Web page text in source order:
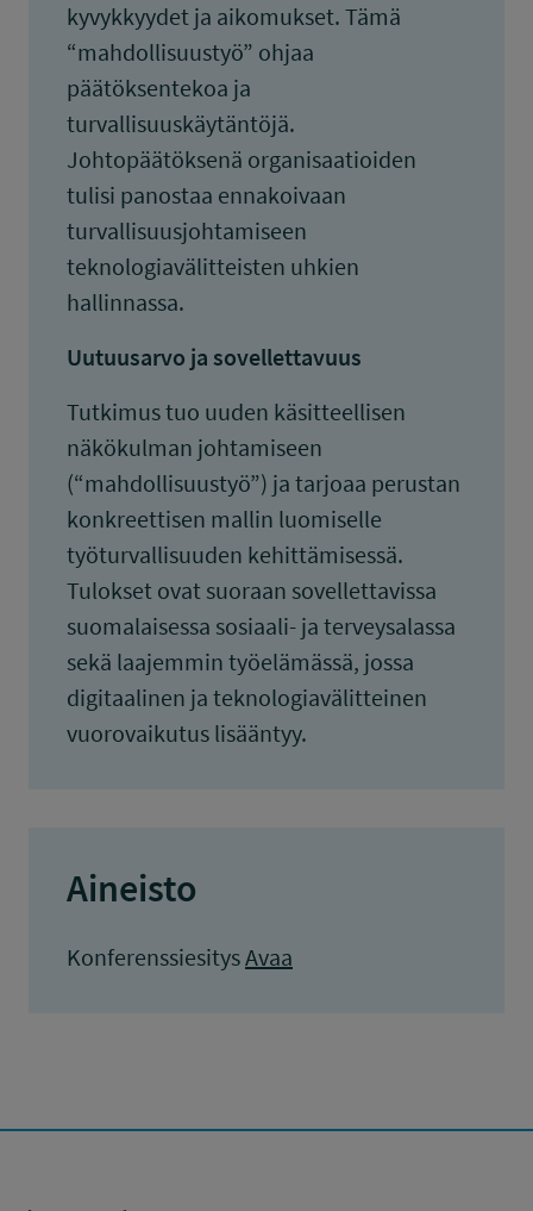
kyvykkyydet ja aikomukset. Tämä
“mahdollisuustyö” ohjaa
päätöksentekoa ja
turvallisuuskäytäntöjä.
Johtopäätöksenä organisaatioiden
tulisi panostaa ennakoivaan
turvallisuusjohtamiseen
teknologiavälitteisten uhkien
hallinnassa.
Uutuusarvo ja sovellettavuus
Tutkimus tuo uuden käsitteellisen
näkökulman johtamiseen
(“mahdollisuustyö”) ja tarjoaa perustan
konkreettisen mallin luomiselle
työturvallisuuden kehittämisessä.
Tulokset ovat suoraan sovellettavissa
suomalaisessa sosiaali- ja terveysalassa
sekä laajemmin työelämässä, jossa
digitaalinen ja teknologiavälitteinen
vuorovaikutus lisääntyy.
Aineisto
KonferenssiesitysAvaa